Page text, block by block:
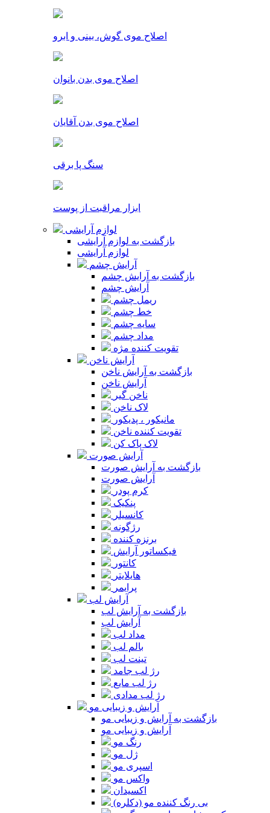
اصلاح موی گوش، بینی و ابرو
اصلاح موی بدن بانوان
اصلاح موی بدن آقایان
سنگ پا برقی
ابزار مراقبت از پوست
لوازم آرایشی
بازگشت به لوازم آرایشی
لوازم آرایشی
آرایش چشم
بازگشت به آرایش چشم
آرایش چشم
ریمل چشم
خط چشم
سایه چشم
مداد چشم
تقویت کننده مژه
آرایش ناخن
بازگشت به آرایش ناخن
آرایش ناخن
ناخن گیر
لاک ناخن
مانیکور ، پدیکور
تقویت کننده ناخن
لاک پاک کن
آرایش صورت
بازگشت به آرایش صورت
آرایش صورت
کرم پودر
پنکیک
کانسیلر
رژگونه
برنزه کننده
فیکساتور آرایش
کانتور
هایلایتر
پرایمر
آرایش لب
بازگشت به آرایش لب
آرایش لب
مداد لب
بالم لب
تینت لب
رژ لب جامد
رژ لب مایع
رژ لب مدادی
آرایش و زیبایی مو
بازگشت به آرایش و زیبایی مو
آرایش و زیبایی مو
رنگ مو
ژل مو
اسپری مو
واکس مو
اکسیدان
بی رنگ کننده مو (دکلره)